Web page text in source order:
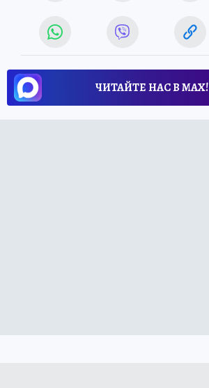
ЧИТАЙТЕ НАС В МАХ!